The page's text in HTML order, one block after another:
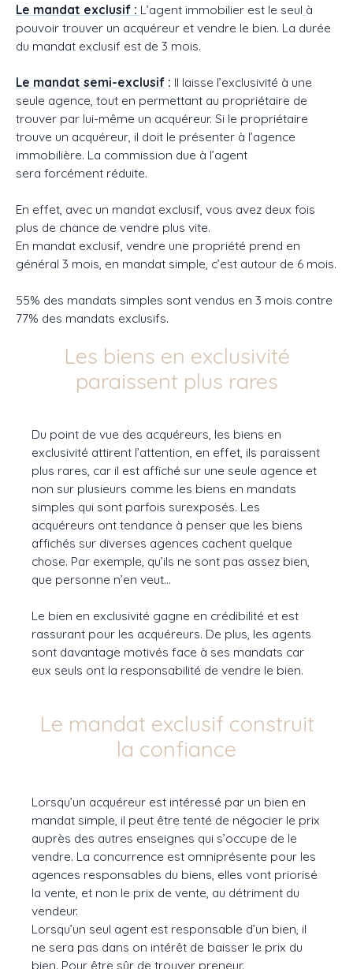
Le mandat exclusif : L’agent immobilier est le seul à
pouvoir trouver un acquéreur et vendre le bien. La durée
du mandat exclusif est de 3 mois.
Le mandat semi-exclusif : Il laisse l’exclusivité à une
seule agence, tout en permettant au propriétaire de
trouver par lui-même un acquéreur. Si le propriétaire
trouve un acquéreur, il doit le présenter à l’agence
immobilière. La commission due à l’agent
sera forcément réduite.
En effet, avec un mandat exclusif, vous avez deux fois
plus de chance de vendre plus vite.
En mandat exclusif, vendre une propriété prend en
général 3 mois, en mandat simple, c’est autour de 6 mois.
55% des mandats simples sont vendus en 3 mois contre
77% des mandats exclusifs.
Les biens en exclusivité
paraissent plus rares
Du point de vue des acquéreurs, les biens en
exclusivité attirent l’attention, en effet, ils paraissent
plus rares, car il est affiché sur une seule agence et
non sur plusieurs comme les biens en mandats
simples qui sont parfois surexposés. Les
acquéreurs ont tendance à penser que les biens
affichés sur diverses agences cachent quelque
chose. Par exemple, qu’ils ne sont pas assez bien,
que personne n’en veut…
Le bien en exclusivité gagne en crédibilité et est
rassurant pour les acquéreurs. De plus, les agents
sont davantage motivés face à ses mandats car
eux seuls ont la responsabilité de vendre le bien.
Le mandat exclusif construit
la confiance
Lorsqu’un acquéreur est intéressé par un bien en
mandat simple, il peut être tenté de négocier le prix
auprès des autres enseignes qui s’occupe de le
vendre. La concurrence est omniprésente pour les
agences responsables du biens, elles vont priorisé
la vente, et non le prix de vente, au détriment du
vendeur.
Lorsqu’un seul agent est responsable d’un bien, il
ne sera pas dans on intérêt de baisser le prix du
bien. Pour être sûr de trouver preneur.